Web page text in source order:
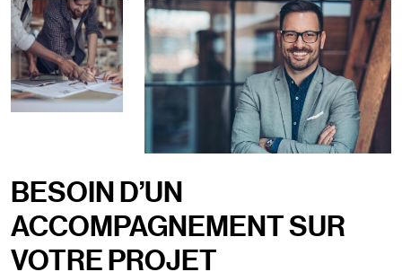
Image card
Image
BESOIN D’UN
ACCOMPAGNEMENT SUR
VOTRE PROJET